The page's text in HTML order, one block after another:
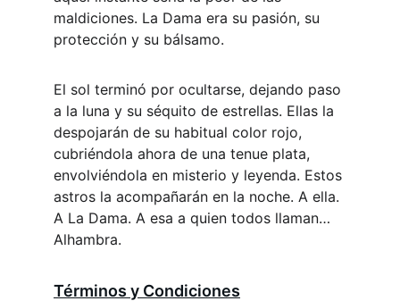
maldiciones. La Dama era su pasión, su
protección y su bálsamo.
El sol terminó por ocultarse, dejando paso
a la luna y su séquito de estrellas. Ellas la
despojarán de su habitual color rojo,
cubriéndola ahora de una tenue plata,
envolviéndola en misterio y leyenda. Estos
astros la acompañarán en la noche. A ella.
A La Dama. A esa a quien todos llaman…
Alhambra.
Términos y Condiciones